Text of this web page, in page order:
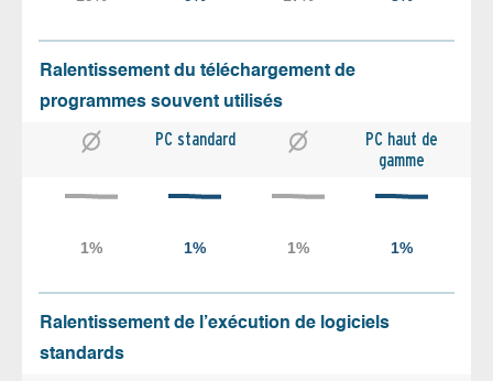
Ralentissement du téléchargement de
programmes souvent utilisés
PC standard
PC haut de
gamme
Ralentissement de l’exécution de logiciels
standards